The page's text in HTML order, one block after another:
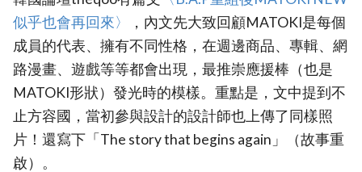
似乎也會再回來〉
，內文先大致回顧MATOKI是每個
成員的代表、擁有不同性格，在週邊商品、專輯、網
路漫畫、遊戲等等都會出現，最推崇應援棒（也是
MATOKI形狀）發光時的模樣。重點是，文中提到不
止方容國，當初參與設計的設計師也上傳了同樣照
片！還寫下「The story that begins again」（故事重
啟）。